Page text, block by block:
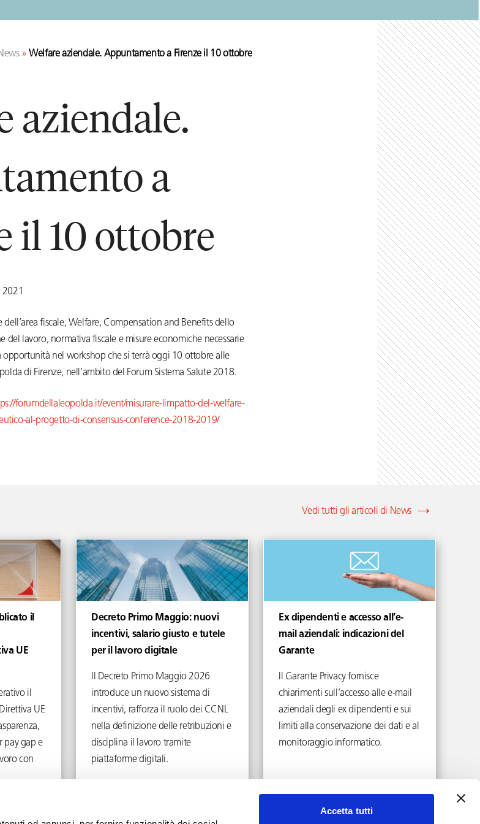
Accetta tutti
»Welfare aziendale. Appuntamento a Firenze il 10 ottobre
aziendale.
a
il 10 ottobre
dell’area fiscale, Welfare, Compensation and Benefits dello
del lavoro, normativa fiscale e misure economiche necessarie
opportunità nel workshop che si terrà oggi 10 ottobre alle
di Firenze, nell’ambito del Forum Sistema Salute 2018.
forumdellaleopolda.it/event/misurare-limpatto-del-welfare-
al-progetto-di-consensus-conference-2018-2019/
Vedi tutti gli articoli di News
il
UE
il
UE
pay gap e
con
Decreto Primo Maggio: nuovi
incentivi, salario giusto e tutele
per il lavoro digitale
Il Decreto Primo Maggio 2026
introduce un nuovo sistema di
incentivi, rafforza il ruolo dei CCNL
nella definizione delle retribuzioni e
disciplina il lavoro tramite
piattaforme digitali.
Ex dipendenti e accesso all’e-
mail aziendali: indicazioni del
Garante
Il Garante Privacy fornisce
chiarimenti sull’accesso alle e-mail
aziendali degli ex dipendenti e sui
limiti alla conservazione dei dati e al
monitoraggio informatico.